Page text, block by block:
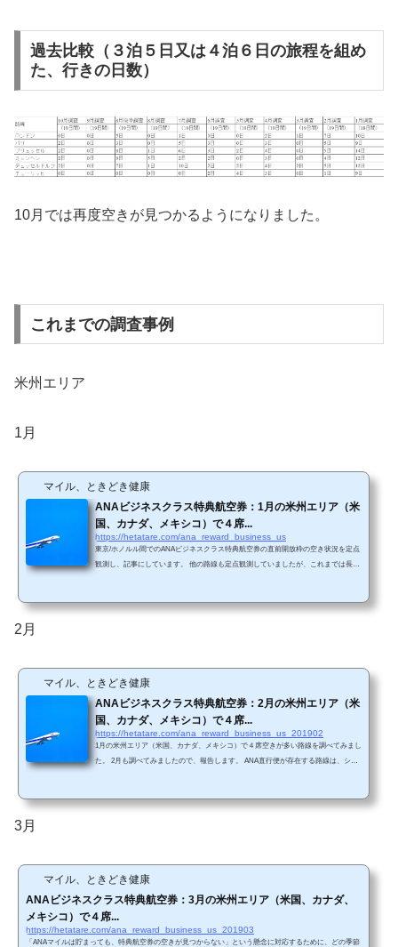
過去比較（３泊５日又は４泊６日の旅程を組め
た、行きの日数）
10月では再度空きが見つかるようになりました。
これまでの調査事例
米州エリア
1月
マイル、ときどき健康
ANAビジネスクラス特典航空券：1月の米州エリア（米
国、カナダ、メキシコ）で４席...
https://hetatare.com/ana_reward_business_us
東京/ホノルル間でのANAビジネスクラス特典航空券の直前開放枠の空き状況を定点
観測し、記事にしています。 他の路線も定点観測していましたが、これまでは長期
重要かと思いましたので、これからは他の路線も記事にしようかと思います。 とい
2月
マイル、ときどき健康
ANAビジネスクラス特典航空券：2月の米州エリア（米
国、カナダ、メキシコ）で４席...
https://hetatare.com/ana_reward_business_us_201902
1月の米州エリア（米国、カナダ、メキシコ）で４席空きが多い路線を調べてみまし
た。 2月も調べてみましたので、報告します。 ANA直行便が存在する路線は、シア
HPから引用)直行便に関するANA公式サイトはこちら すべてを調べるのは時間的に
3月
マイル、ときどき健康
ANAビジネスクラス特典航空券：3月の米州エリア（米国、カナダ、
メキシコ）で４席...
https://hetatare.com/ana_reward_business_us_201903
「ANAマイルは貯まっても、特典航空券の空きが見つからない」という懸念に対応するために、どの季節